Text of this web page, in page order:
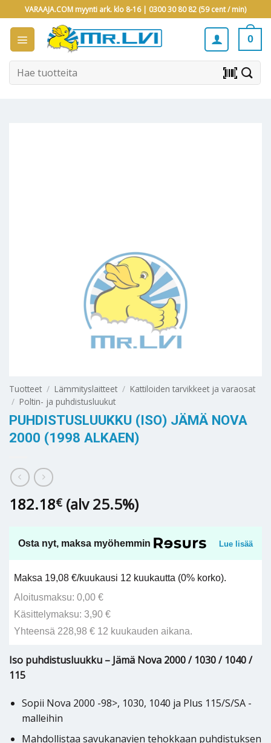
to
content
VARAAJA.COM myynti ark. klo 8-16 | 0300 30 80 82 (59 cent / min)
0
Etsi: barcode_scanner
Tuotteet / Lämmityslaitteet / Kattiloiden tarvikkeet ja varaosat
/ Poltin- ja puhdistusluukut
PUHDISTUSLUUKKU (ISO) JÄMÄ NOVA
2000 (1998 ALKAEN)
182.18€ (alv 25.5%)
Osta nyt, maksa myöhemmin Lue lisää
Maksa 19,08 €/kuukausi 12 kuukautta (0% korko).
Aloitusmaksu: 0,00 €
Käsittelymaksu: 3,90 €
Yhteensä 228,98 € 12 kuukauden aikana.
Iso puhdistusluukku – Jämä Nova 2000 / 1030 / 1040 /
115
Sopii Nova 2000 -98>, 1030, 1040 ja Plus 115/S/SA -
malleihin
Mahdollistaa savukanavien tehokkaan puhdistuksen